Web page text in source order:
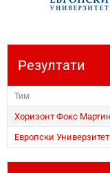
Резултати
Тим
Хоризонт Фокс
Европски Универзитет